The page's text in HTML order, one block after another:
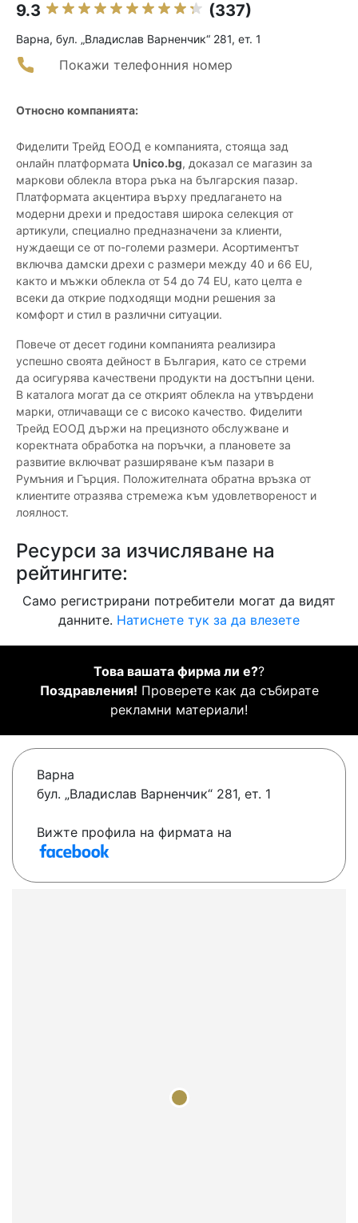
9.3 (337)
Варна, бул. „Владислав Варненчик“ 281, ет. 1
Покажи телефонния номер
Относно компанията:
Фиделити Трейд ЕООД е компанията, стояща зад
онлайн платформата Unico.bg, доказал се магазин за
маркови облекла втора ръка на българския пазар.
Платформата акцентира върху предлагането на
модерни дрехи и предоставя широка селекция от
артикули, специално предназначени за клиенти,
нуждаещи се от по-големи размери. Асортиментът
включва дамски дрехи с размери между 40 и 66 EU,
както и мъжки облекла от 54 до 74 EU, като целта е
всеки да открие подходящи модни решения за
комфорт и стил в различни ситуации.
Повече от десет години компанията реализира
успешно своята дейност в България, като се стреми
да осигурява качествени продукти на достъпни цени.
В каталога могат да се открият облекла на утвърдени
марки, отличаващи се с високо качество. Фиделити
Трейд ЕООД държи на прецизното обслужване и
коректната обработка на поръчки, а плановете за
развитие включват разширяване към пазари в
Румъния и Гърция. Положителната обратна връзка от
клиентите отразява стремежа към удовлетвореност и
лоялност.
Ресурси за изчисляване на
рейтингите:
Само регистрирани потребители могат да видят
данните. Натиснете тук за да влезете
Това вашата фирма ли е??
Поздравления! Проверете как да събирате
рекламни материали!
Варна
бул. „Владислав Варненчик“ 281, ет. 1
Вижте профила на фирмата на